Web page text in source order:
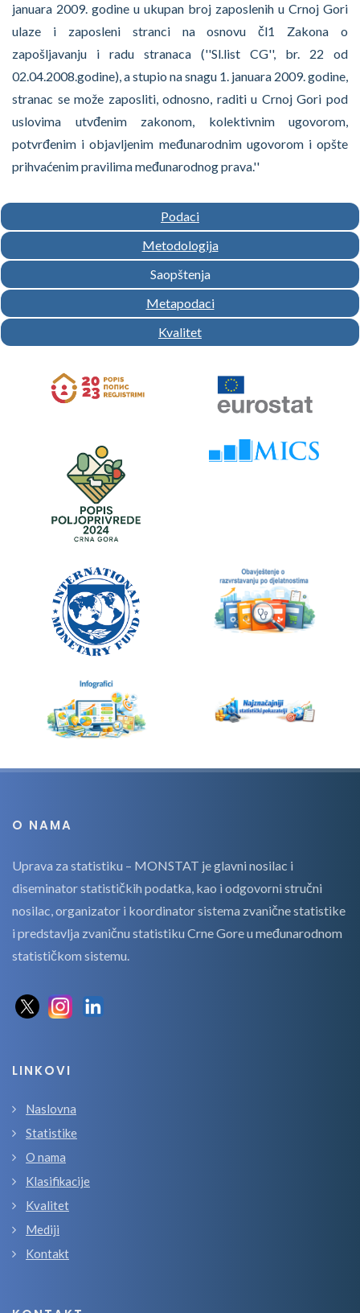
januara 2009. godine u ukupan broj zaposlenih u Crnoj Gori
ulaze i zaposleni stranci na osnovu čl1 Zakona o
zapošljavanju i radu stranaca (''Sl.list CG'', br. 22 od
02.04.2008.godine), a stupio na snagu 1. januara 2009. godine,
stranac se može zaposliti, odnosno, raditi u Crnoj Gori pod
uslovima utvđenim zakonom, kolektivnim ugovorom,
potvrđenim i objavljenim međunarodnim ugovorom i opšte
prihvaćenim pravilima međunarodnog prava.''
Podaci
Metodologija
Saopštenja
Metapodaci
Kvalitet
O NAMA
Uprava za statistiku – MONSTAT je glavni nosilac i
diseminator statističkih podatka, kao i odgovorni stručni
nosilac, organizator i koordinator sistema zvanične statistike
i predstavlja zvaničnu statistiku Crne Gore u međunarodnom
statističkom sistemu.
LINKOVI
Naslovna
Statistike
O nama
Klasifikacije
Kvalitet
Mediji
Kontakt